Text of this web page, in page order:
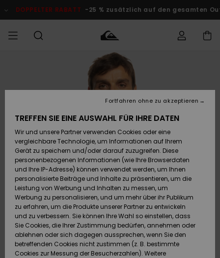
Produktinformation
DOPPELTER RABATT -25 % zusätzlich auf den gesamten
Kleidung
Accessoires
Schuhe&
Flip-Flops
Surf
Snow
Brandneu
Kleidung
Accessoires
Schuhe&
Flip-Flops
Surf
Snow
Brandneu
FRAUEN
Shop
Brandneu
Highlights
Snow
SURF
Surf Shop
Männer
Kinder
Highlights
Community
SNOW
Snow Shop
Männer
Snow Shop
Kinder
Snow Shop
Damen
Highlights
Community
DOPPELTER
RABATT
Outlet
Herren
KINDER
Outlet
Frauen
HILFE & KONTAKT
Auf meine
Bestellung
zugreifen
Retouren
Bezahlung
Geschenkkarte
Quiksilver
Freedom
Datenschutz
TREFFEN SIE EINE AUSWAHL FÜR IHRE DATEN
Wir und unsere Partner verwenden Cookies oder eine
vergleichbare Technologie, um Informationen auf Ihrem
Gerät zu speichern und/oder darauf zuzugreifen. Diese
personenbezogenen Informationen (wie Ihre Browserdaten
und Ihre IP-Adresse) können verwendet werden, um Ihnen
personalisierte Beiträge und Inhalte zu präsentieren, um die
Leistung von Werbung und Inhalten zu messen, um
Werbung zu personalisieren, und um mehr über ihr Publikum
zu erfahren, um die Produkte unserer Partner zu entwickeln
und zu verbessern. Sie können Ihre Wahl so einstellen, dass
Sie Cookies, die Ihrer Zustimmung bedürfen, annehmen oder
ablehnen oder sich dagegen aussprechen, wenn Sie den
betreffenden Cookies nicht zustimmen (z. B. bestimmte
Cookies zur Messung der Besucherzahlen). Weitere
Fortfahren ohne zu akzeptieren